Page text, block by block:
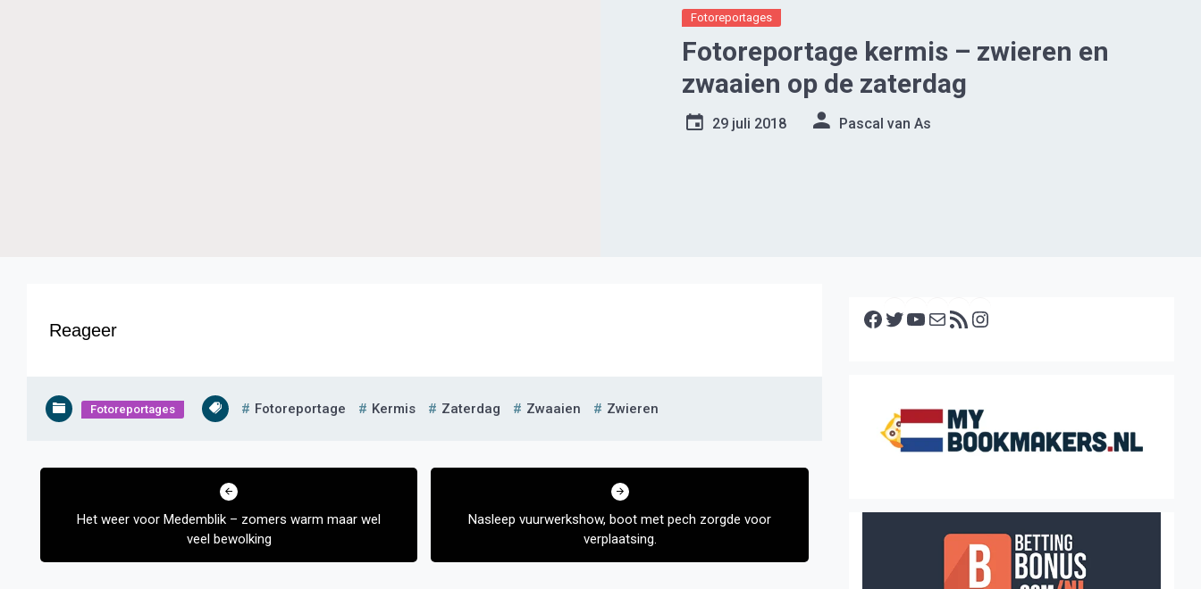
Fotoreportages
Fotoreportage kermis – zwieren en
zwaaien op de zaterdag
29 juli 2018 Pascal van As
Reageer
Fotoreportages Fotoreportage Kermis Zaterdag Zwaaien Zwieren
Bericht
Het weer voor Medemblik – zomers warm maar wel
veel bewolking
Nasleep vuurwerkshow, boot met pech zorgde voor
verplaatsing.
Facebook Twitter YouTube E-mail RSS feed